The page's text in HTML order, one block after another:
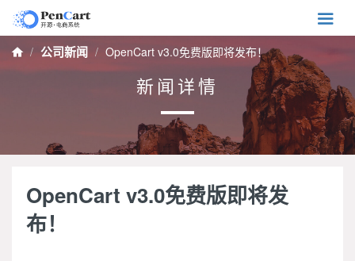

新闻详情
 公司新闻 OpenCart v3.0免费版即将发布！
OpenCart v3.0免费版即将发
布！